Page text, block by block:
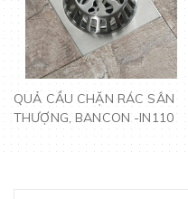
QUẢ CẦU CHẶN RÁC SÂN
THƯỢNG, BANCON -IN110